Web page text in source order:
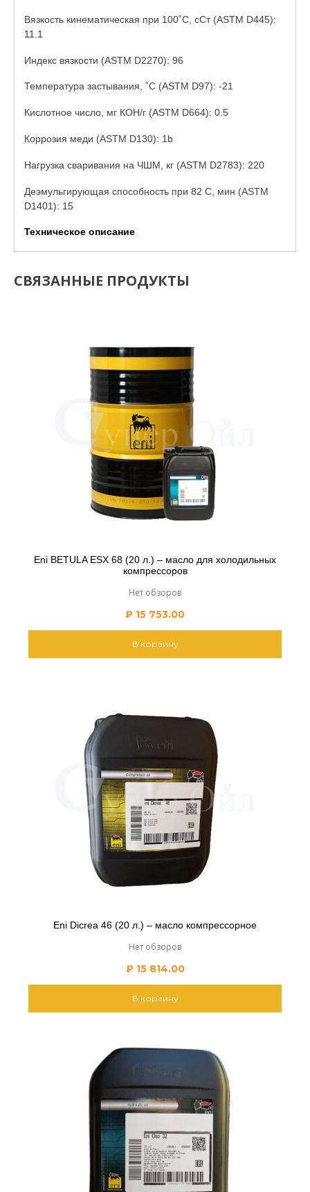
Вязкость кинематическая при 100˚C, сСт (ASTM D445):
11.1
Индекс вязкости (ASTM D2270): 96
Температура застывания, ˚C (ASTM D97): -21
Кислотное число, мг КОН/г (ASTM D664): 0.5
Коррозия меди (ASTM D130): 1b
Нагрузка сваривания на ЧШМ, кг (ASTM D2783): 220
Деэмульгирующая способность при 82 С, мин (ASTM
D1401): 15
Техническое описание
СВЯЗАННЫЕ ПРОДУКТЫ
Eni BETULA ESX 68 (20 л.) – масло для холодильных
компрессоров
Нет обзоров
₽ 15 753.00
В корзину
Eni Dicrea 46 (20 л.) – масло компрессорное
Нет обзоров
₽15 814.00
В корзину